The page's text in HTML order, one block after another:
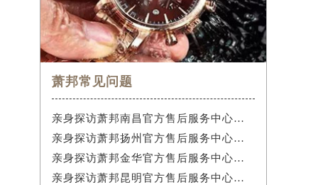
萧邦常见问题
亲身探访萧邦南昌官方售后服务中心｜热线电话与网点地址（2026年7月最新）
亲身探访萧邦扬州官方售后服务中心｜最新电话及地址（2026年7月最新）
亲身探访萧邦金华官方售后服务中心｜网点地址与服务热线（2026年7月最新）
亲身探访萧邦昆明官方售后服务中心｜详细地址及客服热线（2026年7月最新）